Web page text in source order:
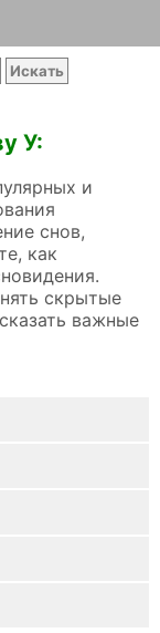
У:
и
снов,
как
скрытые
важные